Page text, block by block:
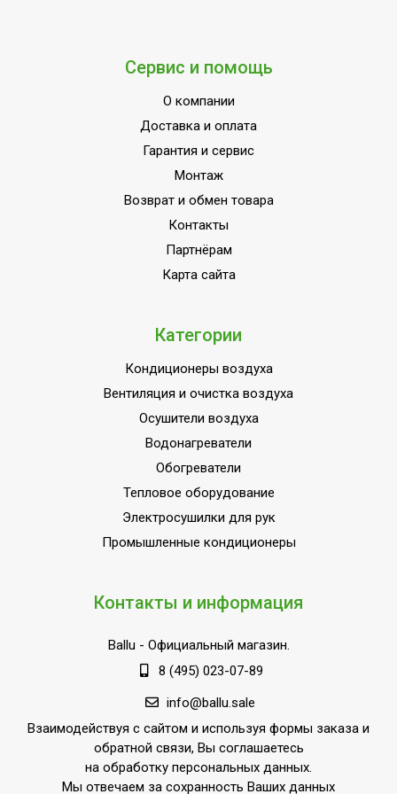
IPX0;Класс
A;Режим SLEEP;Режим
осушения;Система
самодиагностики
неисправности;Управление
c мобильного приложения
33.8
24
Моющийся воздушный
фильтр в комплекте
отработанного воздуха,
390
энергоэффективности
A
Количество ступеней
1
Точность установки
температуры
1,0 °С
Длина воздуховода для
вывода горячего воздуха
1.5
беспроводное
Инверторная технология
Автоматическое
отключение при
Сервис и помощь
О компании
Доставка и оплата
Гарантия и сервис
Монтаж
Возврат и обмен товара
Контакты
Партнёрам
Карта сайта
Категории
Кондиционеры воздуха
Вентиляция и очистка воздуха
Осушители воздуха
Водонагреватели
Обогреватели
Тепловое оборудование
Электросушилки для рук
Промышленные кондиционеры
Контакты и информация
Ballu - Официальный магазин.
8 (495) 023-07-89
info@ballu.sale
Взаимодействуя с сайтом и используя формы заказа и
обратной связи, Вы соглашаетесь
на обработку персональных данных.
Мы отвечаем за сохранность Ваших данных